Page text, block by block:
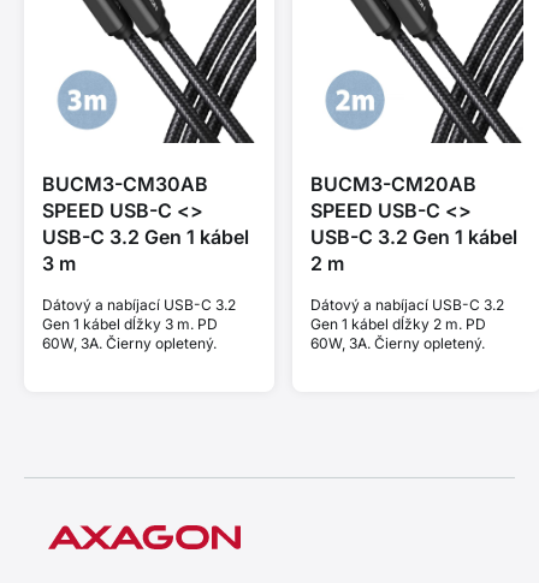
BUCM3-CM30AB
SPEED USB-C <>
USB-C 3.2 Gen 1 kábel
3 m
Dátový a nabíjací USB-C 3.2
Gen 1 kábel dĺžky 3 m. PD
60W, 3A. Čierny opletený.
BUCM3-CM20AB
SPEED USB-C <>
USB-C 3.2 Gen 1 kábel
2 m
Dátový a nabíjací USB-C 3.2
Gen 1 kábel dĺžky 2 m. PD
60W, 3A. Čierny opletený.